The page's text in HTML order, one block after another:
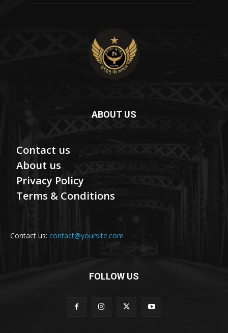
ABOUT US
Contact us
About us
Privacy Policy
Terms & Conditions
Contact us: contact@yoursite.com
FOLLOW US